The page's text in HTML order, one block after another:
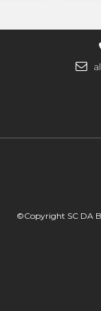
©Copyright SC DA